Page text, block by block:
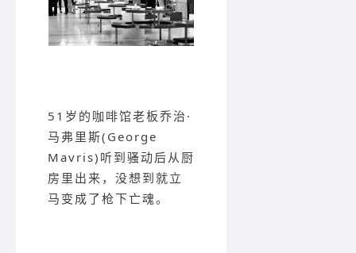
51岁的咖啡馆老板乔治·
马弗里斯(George
Mavris)听到骚动后从厨
房里出来，没想到就立
马变成了枪下亡魂。